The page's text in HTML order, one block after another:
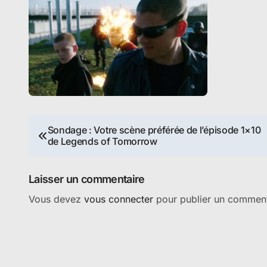
Navigation
l’article
Sondage : Votre scène préférée de l’épisode 1×10
de Legends of Tomorrow
Laisser un commentaire
Vous devez vous connecter pour publier un